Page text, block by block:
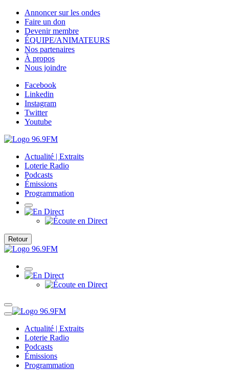
Annoncer sur les ondes
Faire un don
Devenir membre
ÉQUIPE/ANIMATEURS
Nos partenaires
À propos
Nous joindre
Facebook
Linkedin
Instagram
Twitter
Youtube
Actualité | Extraits
Loterie Radio
Podcasts
Émissions
Programmation
Retour
Actualité | Extraits
Loterie Radio
Podcasts
Émissions
Programmation